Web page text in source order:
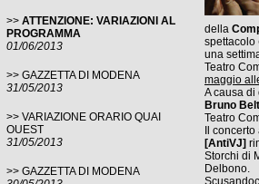
>> ATTENZIONE: VARIAZIONI AL
PROGRAMMA
01/06/2013
>> GAZZETTA DI MODENA
31/05/2013
>> VARIAZIONE ORARIO QUAI
OUEST
31/05/2013
>> GAZZETTA DI MODENA
della
spettacolo
una
Teatro
maggio
A causa
Bruno
Teatro
Il
[AntiVJ]
Storchi di
Delbono.